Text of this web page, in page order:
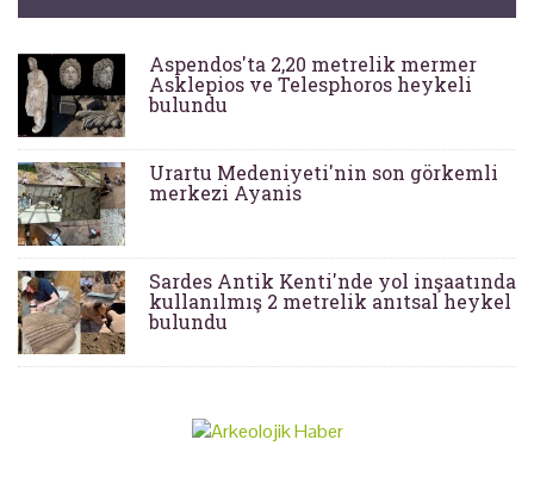
Aspendos'ta 2,20 metrelik mermer
Asklepios ve Telesphoros heykeli
bulundu
Urartu Medeniyeti'nin son görkemli
merkezi Ayanis
Sardes Antik Kenti'nde yol inşaatında
kullanılmış 2 metrelik anıtsal heykel
bulundu